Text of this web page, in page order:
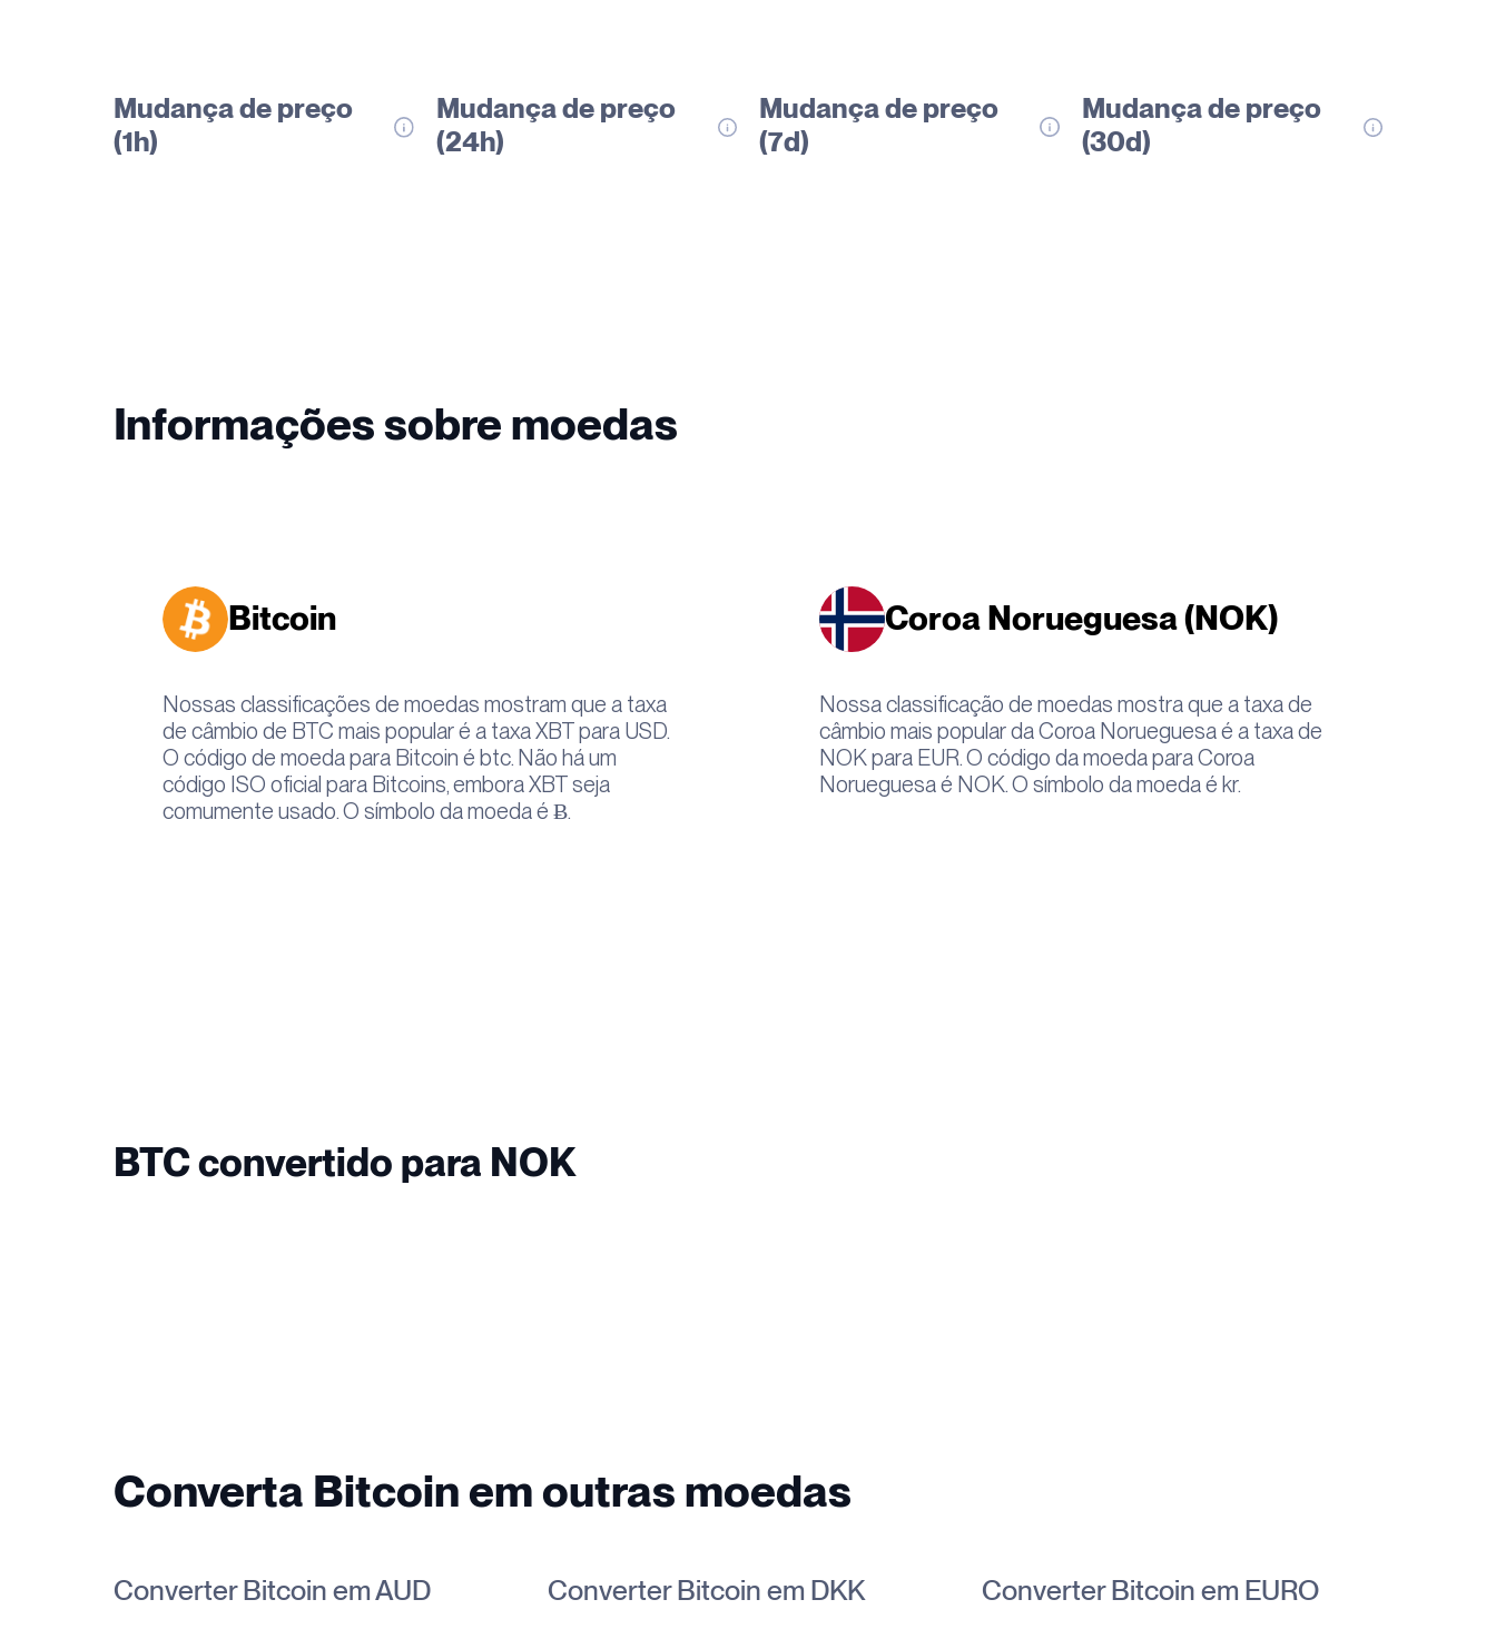
Mudança de preço
(1h)
Mudança de preço
(24h)
Mudança de preço
(7d)
Mudança de preço
(30d)
Informações sobre moedas
Bitcoin
Nossas classificações de moedas mostram que a taxa
de câmbio de BTC mais popular é a taxa XBT para USD.
O código de moeda para Bitcoin é btc. Não há um
código ISO oficial para Bitcoins, embora XBT seja
comumente usado. O símbolo da moeda é Ƀ.
Coroa Norueguesa (NOK)
Nossa classificação de moedas mostra que a taxa de
câmbio mais popular da Coroa Norueguesa é a taxa de
NOK para EUR. O código da moeda para Coroa
Norueguesa é NOK. O símbolo da moeda é kr.
BTC convertido para NOK
Converta Bitcoin em outras moedas
Converter Bitcoin em AUD Converter Bitcoin em DKK Converter Bitcoin em EURO